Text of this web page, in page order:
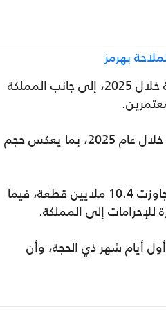
بهرمز
وتصدرت الصين قائمة الدول المصدّرة للمظلات الشمسية إلى المملكة خلال 2025، إلى جانب المملكة
كما سجّلت واردات السعودية من ملابس الإحرام نحو 44.6 مليون قطعة خلال عام 2025، بما يعكس حجم
وأظهرت البيانات أن واردات ملابس الإحرام خلال الربع الأول من 2026 تجاوزت 10.4 ملايين قطعة، فيما
إلى المملكة.
أن يوم الاثنين 18 أيار/ مايو هو أول أيام شهر ذي الحجة، وأن